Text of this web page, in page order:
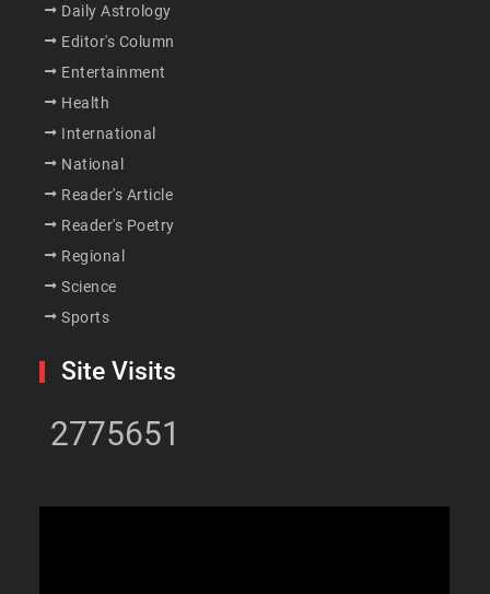
Daily Astrology
Editor's Column
Entertainment
Health
International
National
Reader's Article
Reader's Poetry
Regional
Science
Sports
Site Visits
2775651